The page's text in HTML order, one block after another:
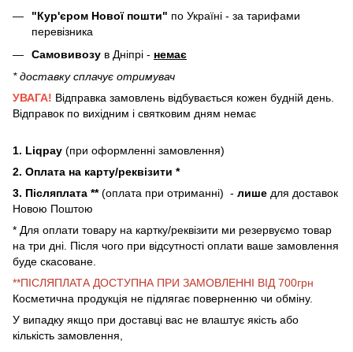
"Кур'єром Нової пошти" по Україні - за тарифами
перевізника
Самовивозу в Дніпрі - немає
* доставку сплачує отримувач
УВАГА! Відправка замовлень відбувається кожен будній день.
Відправок по вихідним і святковим дням немає
1. Liqpay (при оформленні замовлення)
2. Оплата на карту/реквізити *
3. Післяплата **(оплата при отриманні) - лише для доставок
Новою Поштою
* Для оплати товару на картку/реквізити ми резервуємо товар
на три дні. Після чого при відсутності оплати ваше замовлення
буде скасоване.
**ПІСЛЯПЛАТА ДОСТУПНА ПРИ ЗАМОВЛЕННІ ВІД 700грн
Косметична продукція не підлягає поверненню чи обміну.
У випадку якщо при доставці вас не влаштує якість або
кількість замовлення,